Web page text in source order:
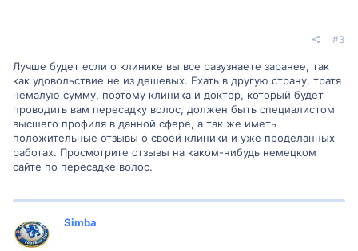
#3
Лучше будет если о клинике вы все разузнаете заранее, так
как удовольствие не из дешевых. Ехать в другую страну, тратя
немалую сумму, поэтому клиника и доктор, который будет
проводить вам пересадку волос, должен быть специалистом
высшего профиля в данной сфере, а так же иметь
положительные отзывы о своей клиники и уже проделанных
работах. Просмотрите отзывы на каком-нибудь немецком
сайте по пересадке волос.
Simba